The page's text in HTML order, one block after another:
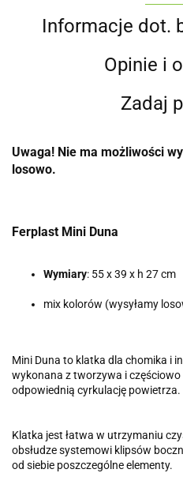
Informacje dot.
Opinie i
Zadaj
Uwaga! Nie ma możliwości
losowo.
Ferplast Mini Duna
Wymiary: 55 x 39 x h 27 cm
mix kolorów (wysyłamy
Mini Duna to klatka dla chomika i
wykonana z tworzywa i
odpowiednią cyrkulację powietrza.
Klatka jest łatwa w utrzymaniu
obsłudze systemowi klipsów
od siebie poszczególne elementy.